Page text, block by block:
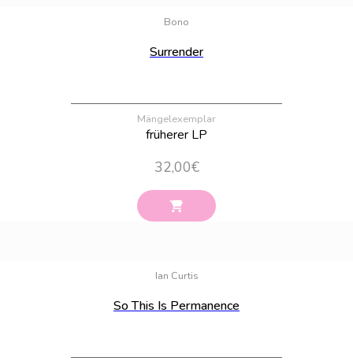
Bono
Surrender
Mängelexemplar
früherer LP
32,00€
Ian Curtis
So This Is Permanence